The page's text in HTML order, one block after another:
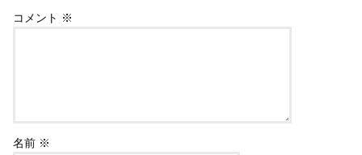
コメント ※
名前 ※